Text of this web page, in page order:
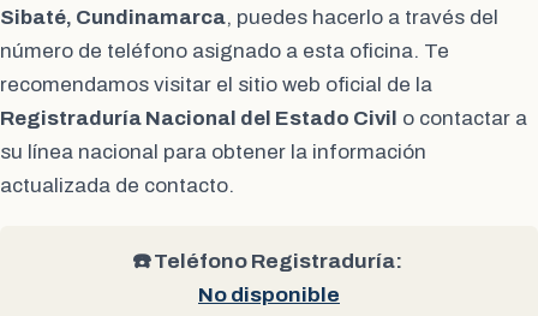
Sibaté, Cundinamarca, puedes hacerlo a través del
número de teléfono asignado a esta oficina. Te
recomendamos visitar el sitio web oficial de la
Registraduría Nacional del Estado Civil o contactar a
su línea nacional para obtener la información
actualizada de contacto.
☎️ Teléfono Registraduría:
No disponible